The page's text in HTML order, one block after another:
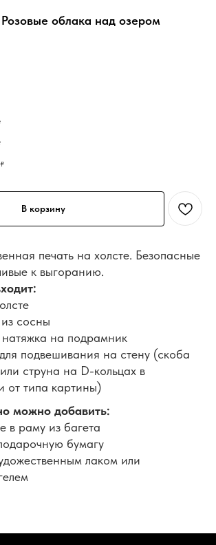
облака над озером
В корзину
печать на холсте. Безопасные
к выгоранию.
сосны
натяжка на подрамник
подвешивания на стену (скоба
струна на D-кольцах в
от типа картины)
можно добавить:
в раму из багета
бумагу
лаком или